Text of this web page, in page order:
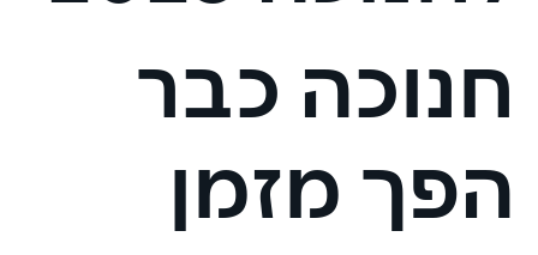
חנוכה כבר
הפך מזמן